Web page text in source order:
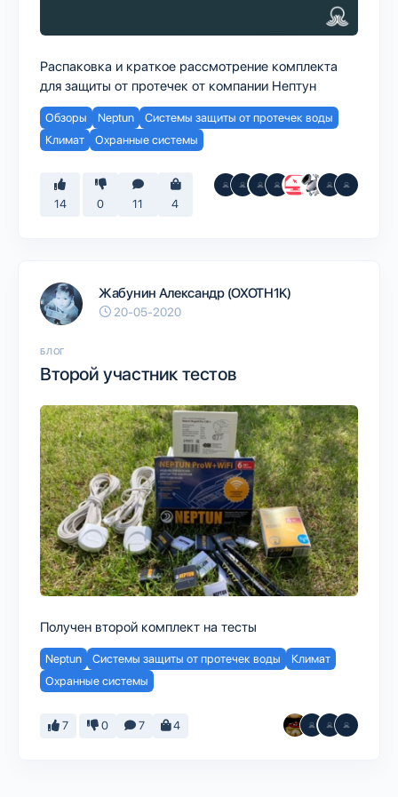
Распаковка и краткое рассмотрение комплекта
для защиты от протечек от компании Нептун
Обзоры Neptun
Системы защиты от протечек воды
Климат
Охранные системы
14 0 11 4
Жабунин Александр (OXOTH1K)
20-05-2020
БЛОГ
Второй участник тестов
Получен второй комплект на тесты
Neptun Системы защиты от протечек воды
Климат
Охранные системы
7 0 7 4